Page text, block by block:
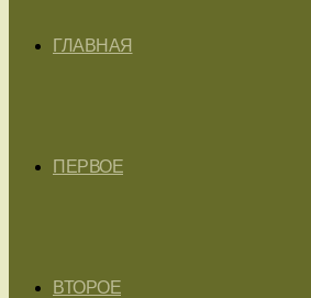
ГЛАВНАЯ
ПЕРВОЕ
ВТОРОЕ